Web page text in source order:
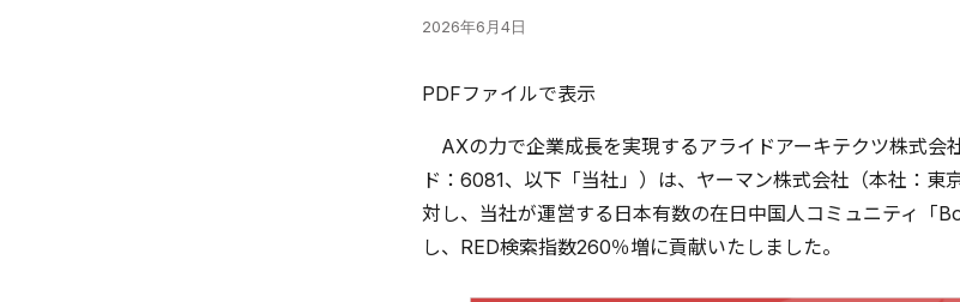
2026年6月4日
PDFファイルで表示
AXの力で企業成長を実現するアライドアーキテクツ株式会
ド：6081、以下「当社」）は、ヤーマン株式会社（本社：
対し、当社が運営する日本有数の在日中国人コミュニティ「
し、RED検索指数260％増に貢献いたしました。